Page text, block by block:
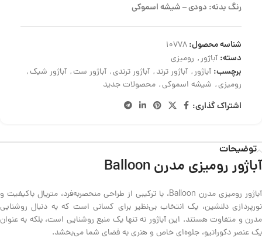
رنگ بدنه: دودی – شیشه اسموکی
شناسه محصول:10778
دسته: آباژور, رومیزی
برچسب: آباژور, آباژور ترند, آباژور ترندی, آباژور ست, آباژور شیک,
رومیزی, شیشه اسموکی, محصولات جدید
اشتراک گذاری:
توضیحات
آباژور رومیزی مدرن Balloon
آباژور رومیزی مدرن Balloon، با ترکیبی از طراحی منحصربه‌فرد، متریال باکیفیت و
نورپردازی دلنشین، یک انتخاب بی‌نظیر برای کسانی است که به دنبال روشنایی
مدرن و متفاوت هستند. این آباژور نه تنها یک منبع روشنایی است، بلکه به عنوان
یک عنصر دکوراتیو، جلوه‌ای خاص و هنری به فضای شما می‌بخشد.